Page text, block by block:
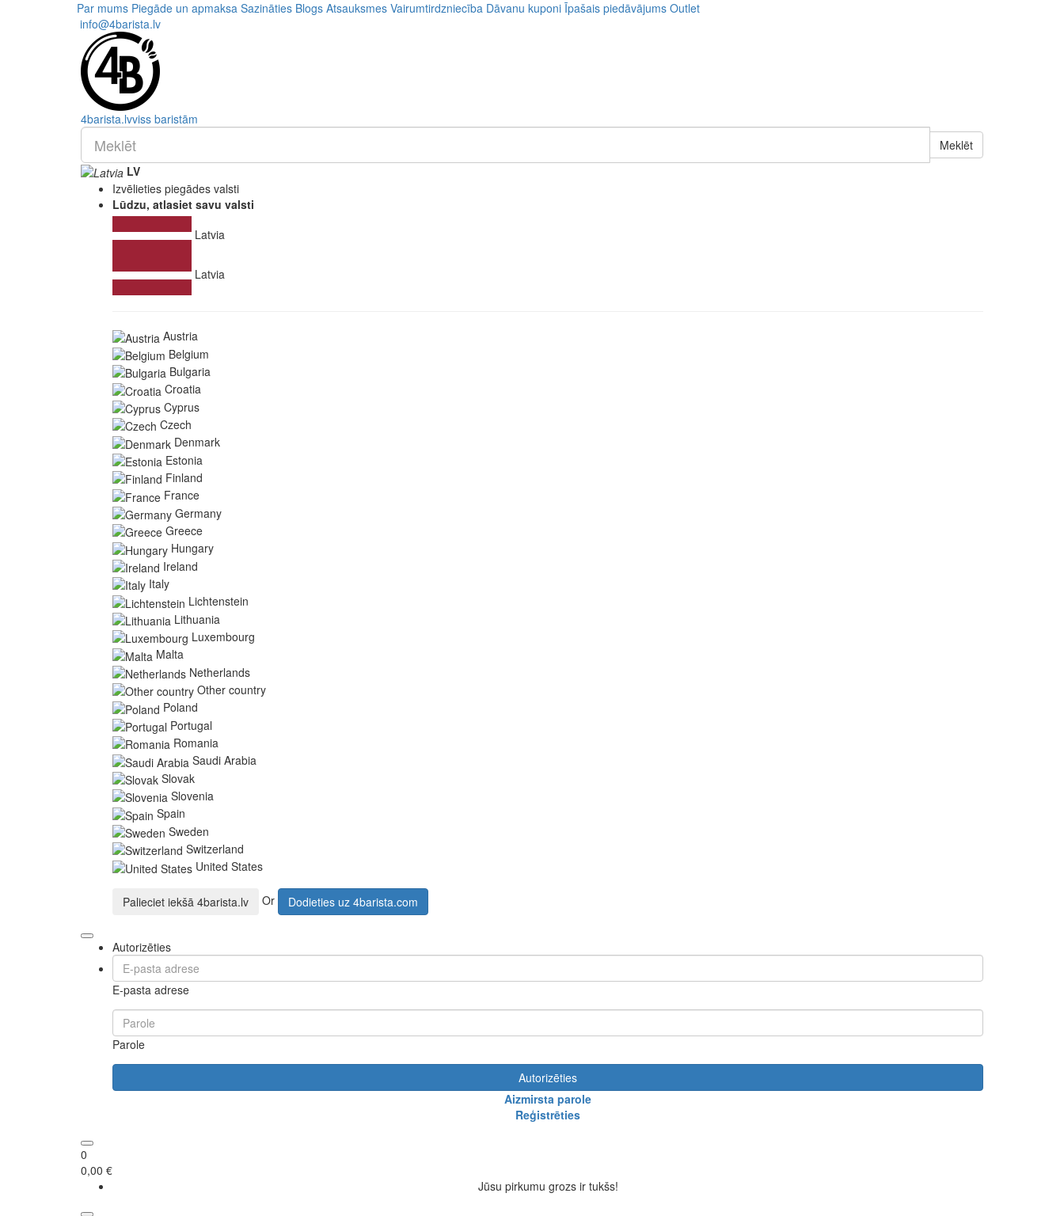
Par mums Piegāde un apmaksa Sazināties Blogs Atsauksmes Vairumtirdzniecība Dāvanu kuponi Īpašais piedāvājums Outlet
info@4barista.lv
4barista.lvviss baristām
Meklēt
LV
Izvēlieties piegādes valsti
Lūdzu, atlasiet savu valsti
Latvia
Latvia
Austria
Belgium
Bulgaria
Croatia
Cyprus
Czech
Denmark
Estonia
Finland
France
Germany
Greece
Hungary
Ireland
Italy
Lichtenstein
Lithuania
Luxembourg
Malta
Netherlands
Other country
Poland
Portugal
Romania
Saudi Arabia
Slovak
Slovenia
Spain
Sweden
Switzerland
United States
Palieciet iekšā 4barista.lv Or Dodieties uz 4barista.com
Autorizēties
E-pasta adrese
Parole
Autorizēties
Aizmirsta parole
Reģistrēties
0
0,00 €
Jūsu pirkumu grozs ir tukšs!